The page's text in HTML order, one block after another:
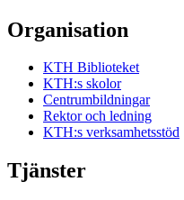
Organisation
KTH Biblioteket
KTH:s skolor
Centrumbildningar
Rektor och ledning
KTH:s verksamhetsstöd
Tjänster